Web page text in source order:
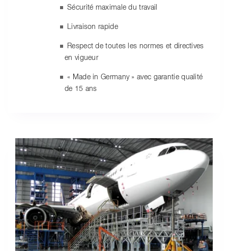
Sécurité maximale du travail
Livraison rapide
Respect de toutes les normes et directives
en vigueur
« Made in Germany » avec garantie qualité
de 15 ans